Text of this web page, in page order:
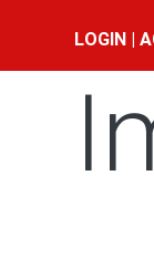
LOGIN |